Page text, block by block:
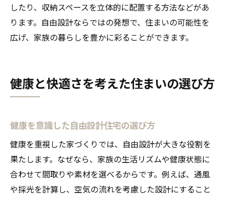
したり、収納スペースを立体的に配置する方法などがあ
ります。自由設計ならではの発想で、住まいの可能性を
広げ、家族の暮らしを豊かに彩ることができます。
健康と快適さを考えた住まいの選び方
健康を意識した自由設計住宅の選び方
健康を重視した家づくりでは、自由設計が大きな役割を
果たします。なぜなら、家族の生活リズムや健康状態に
合わせて間取りや素材を選べるからです。例えば、通風
や採光を計算し、空気の流れを考慮した設計にすること